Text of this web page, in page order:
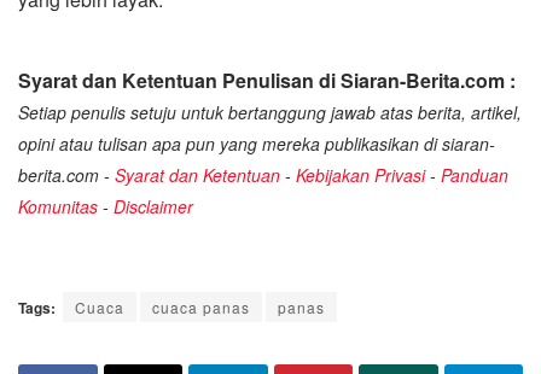
Syarat dan Ketentuan Penulisan di Siaran-Berita.com :
Setiap penulis setuju untuk bertanggung jawab atas berita, artikel,
opini atau tulisan apa pun yang mereka publikasikan di siaran-
berita.com - Syarat dan Ketentuan - Kebijakan Privasi- Panduan
Komunitas - Disclaimer
Tags: Cuaca cuaca panas panas